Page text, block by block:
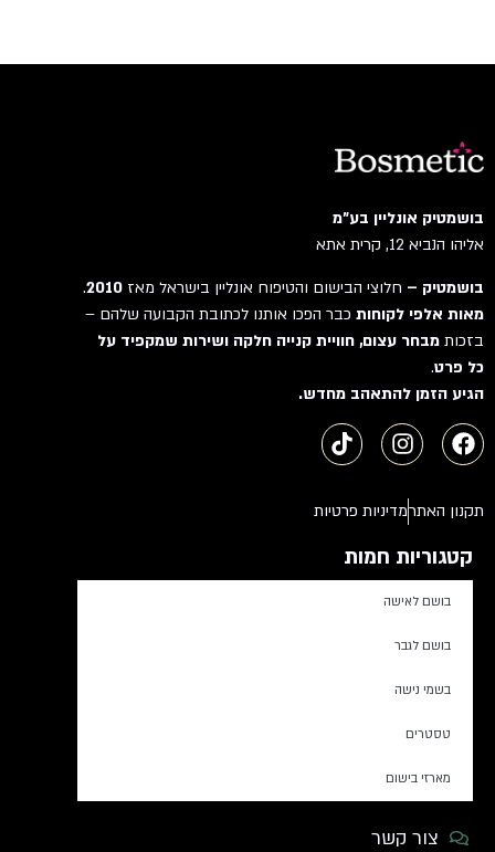
בושמטיק אונליין בע"מ
אליהו הנביא 12, קרית אתא
בושמטיק –חלוצי הבישום והטיפוח אונליין בישראל מאז2010
.
מאות אלפי לקוחותכבר הפכו אותנו לכתובת הקבועה שלהם –
בזכותמבחר עצום, חוויית קנייה חלקה ושירות שמקפיד על
כל פרט.
הגיע הזמן להתאהב מחדש.
תקנון האתרמדיניות פרטיות
קטגוריות חמות
בושם לאישה
בושם לגבר
בשמי נישה
טסטרים
מארזי בישום
צור קשר